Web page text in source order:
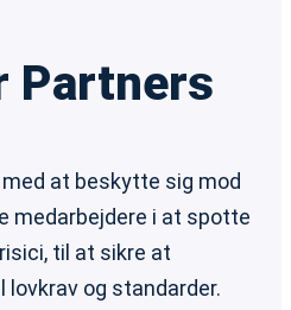
Partners
at beskytte sig mod
medarbejdere i at spotte
til at sikre at
lovkrav og standarder.